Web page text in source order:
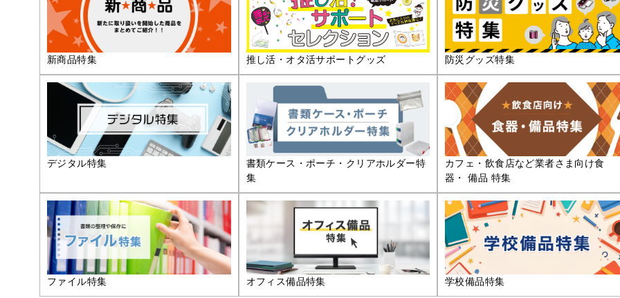
新商品特集 推し活・オタ活サポートグッズ 防災グッズ特集
デジタル特集
書類ケース・ポーチ・クリアホルダー特
集
カフェ・飲食店など業者さま向け食
器・ 備品 特集
ファイル特集 オフィス備品特集 学校備品特集